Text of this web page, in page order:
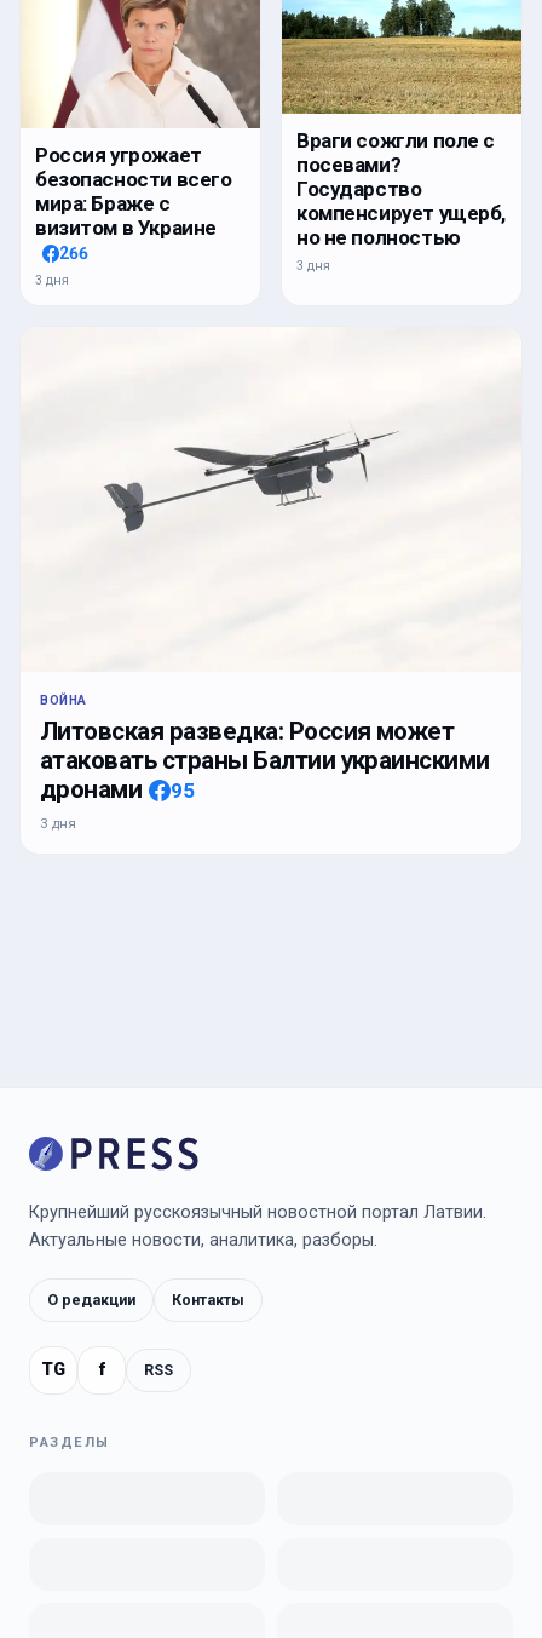
Россия угрожает
безопасности всего
мира: Браже с
визитом в Украине
266
3 дня
Враги сожгли поле с
посевами?
Государство
компенсирует ущерб,
но не полностью
3 дня
ВОЙНА
Литовская разведка: Россия может
атаковать страны Балтии украинскими
дронами
95
3 дня
Крупнейший русскоязычный новостной портал Латвии.
Актуальные новости, аналитика, разборы.
О редакции Контакты
TG f RSS
РАЗДЕЛЫ